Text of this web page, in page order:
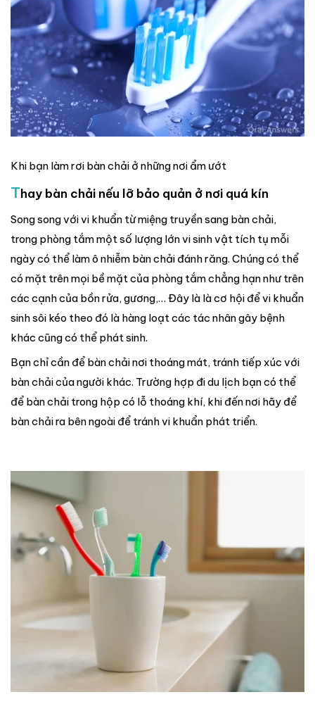
Khi bạn làm rơi bàn chải ở những nơi ẩm ướt
Thay bàn chải nếu lỡ bảo quản ở nơi quá kín
Song song với vi khuẩn từ miệng truyền sang bàn chải,
trong phòng tắm một số lượng lớn vi sinh vật tích tụ mỗi
ngày có thể làm ô nhiễm bàn chải đánh răng. Chúng có thể
có mặt trên mọi bề mặt của phòng tắm chẳng hạn như trên
các cạnh của bồn rửa, gương,… Đây là là cơ hội để vi khuẩn
sinh sôi kéo theo đó là hàng loạt các tác nhân gây bệnh
khác cũng có thể phát sinh.
Bạn chỉ cần để bàn chải nơi thoáng mát, tránh tiếp xúc với
bàn chải của người khác. Trường hợp đi du lịch bạn có thể
để bàn chải trong hộp có lỗ thoáng khí, khi đến nơi hãy để
bàn chải ra bên ngoài để tránh vi khuẩn phát triển.